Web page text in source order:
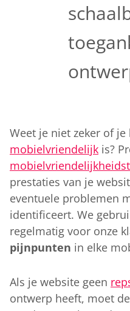
Weet je niet zeker of
mobielvriendelijk is?
prestaties van je
eventuele problemen
identificeert. We
regelmatig voor onze
pijnpunten in elke
Als je website geen
ontwerp heeft, moet